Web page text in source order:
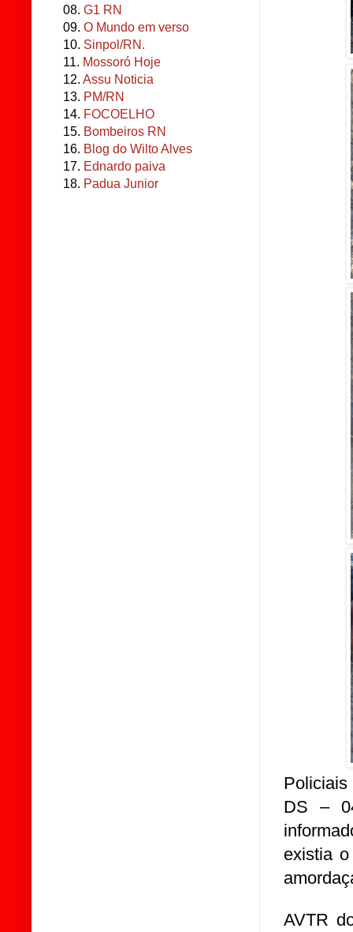
DS –
existia
AVTR
08. G1 RN
09. O Mundo em verso
10. Sinpol/RN.
11. Mossoró Hoje
12. Assu Noticia
13. PM/RN
14. FOCOELHO
15. Bombeiros RN
16. Blog do Wilto Alves
17. Ednardo paiva
18. Padua Junior